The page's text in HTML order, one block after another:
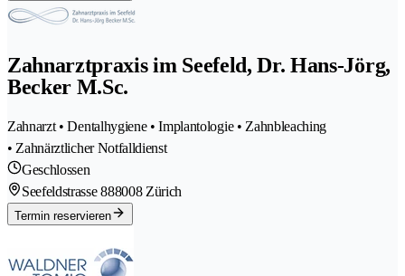
Zahnarztpraxis im Seefeld, Dr. Hans-Jörg,
Becker M.Sc.
Zahnarzt • Dentalhygiene • Implantologie • Zahnbleaching
• Zahnärztlicher Notfalldienst
Geschlossen
Seefeldstrasse 888008 Zürich
Termin reservieren